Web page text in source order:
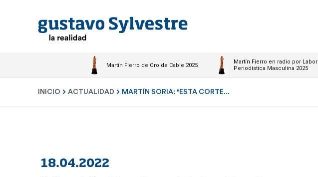
Martín Fierro de Oro de Cable 2025
Martín Fierro en radio por Labor
Periodística Masculina 2025
INICIO ACTUALIDAD MARTÍN SORIA: "ESTA CORTE...
18.04.2022